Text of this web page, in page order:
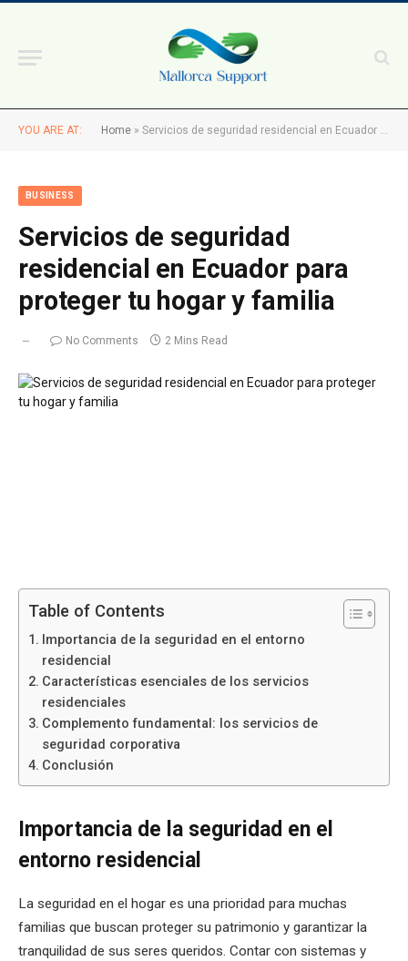
YOU ARE AT: Home » Servicios de seguridad residencial en Ecuador para proteger tu hogar y familia
BUSINESS
Servicios de seguridad
residencial en Ecuador para
proteger tu hogar y familia
No Comments 2 Mins Read
Table of Contents
Importancia de la seguridad en el entorno
residencial
Características esenciales de los servicios
residenciales
Complemento fundamental: los servicios de
seguridad corporativa
Conclusión
Importancia de la seguridad en el
entorno residencial
La seguridad en el hogar es una prioridad para muchas
familias que buscan proteger su patrimonio y garantizar la
tranquilidad de sus seres queridos. Contar con sistemas y